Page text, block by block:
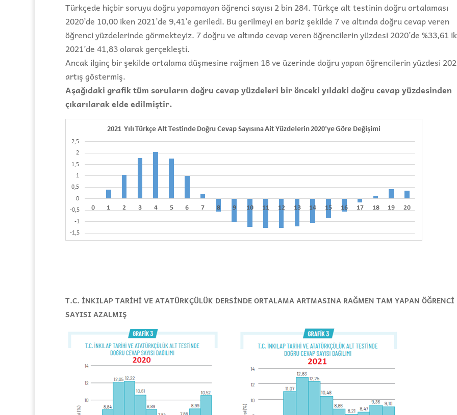
Türkçede hiçbir soruyu doğru yapamayan öğrenci sayısı 2 bin 284.Türkçe alt testinin doğru ortalaması
2020’de 10,00 iken 2021’de 9,41’e geriledi. Bu gerilmeyi en bariz şekilde 7 ve altında doğru cevap veren
öğrenci yüzdelerinde görmekteyiz. 7 doğru ve altında cevap veren öğrencilerin yüzdesi 2020’de %33,61
2021’de 41,83 olarak gerçekleşti.
Ancak ilginç bir şekilde ortalama düşmesine rağmen 18 ve üzerinde doğru yapan öğrencilerin yüzdesi
artış göstermiş.
Aşağıdaki grafik tüm soruların doğru cevap yüzdeleri bir önceki yıldaki doğru cevap yüzdesinden
çıkarılarak elde edilmiştir.
T.C. İNKILAP TARİHİ VE ATATÜRKÇÜLÜK DERSİNDE ORTALAMA ARTMASINA RAĞMEN TAM YAPAN ÖĞRENCİ
SAYISI AZALMIŞ